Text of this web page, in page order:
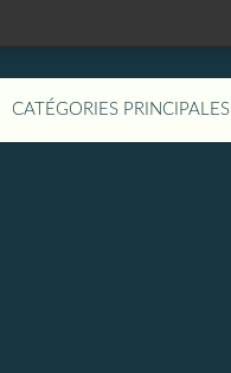
CATÉGORIES PRINCIPALES